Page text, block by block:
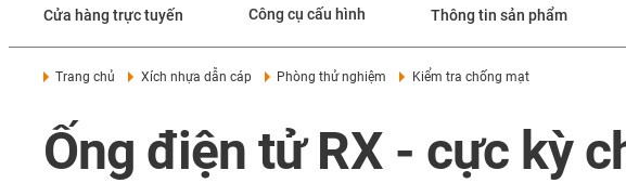
Cửa hàng trực tuyến Công cụ cấu hình Thông tin sản phẩm
Trang chủ Xích nhựa dẫn cáp Phòng thử nghiệm Kiểm tra chống mạt
Ống điện tử RX - cực kỳ